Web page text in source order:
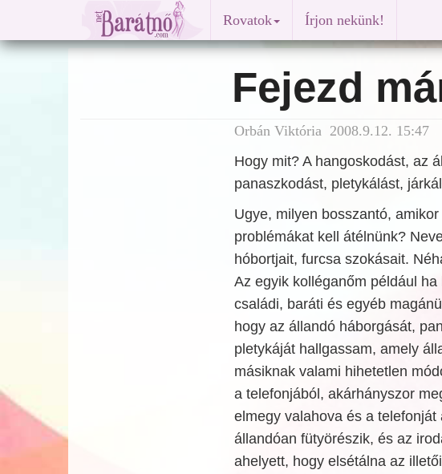
Rovatok Írjon nekünk!
Fejezd
Orbán Viktória 2008.9.12. 15:47
Hogy mit? A hangoskodást, az
panaszkodást, pletykálást,
Ugye, milyen bosszantó,
problémákat kell átélnünk?
hóbortjait, furcsa szokásait.
Az egyik kolléganőm például
családi, baráti és egyéb
hogy az állandó háborgását,
pletykáját hallgassam, amely
másiknak valami hihetetlen
a telefonjából, akárhányszor
elmegy valahova és a
állandóan fütyörészik, és az
ahelyett, hogy elsétálna az